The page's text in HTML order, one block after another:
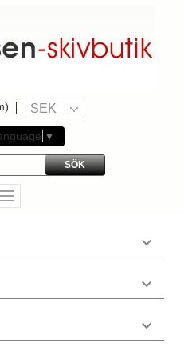
SEK
▼
SÖK


